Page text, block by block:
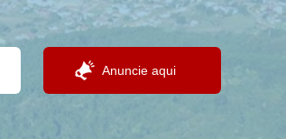
Anuncie aqui